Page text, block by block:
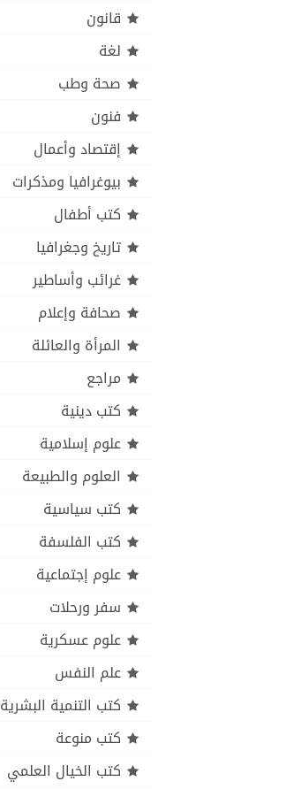
قانون
لغة
صحة وطب
فنون
إقتصاد وأعمال
بيوغرافيا ومذكرات
كتب أطفال
تاريخ وجغرافيا
غرائب وأساطير
صحافة وإعلام
المرأة والعائلة
مراجع
كتب دينية
علوم إسلامية
العلوم والطبيعة
كتب سياسية
كتب الفلسفة
علوم إجتماعية
سفر ورحلات
علوم عسكرية
علم النفس
كتب التنمية البشرية
كتب منوعة
كتب الخيال العلمي